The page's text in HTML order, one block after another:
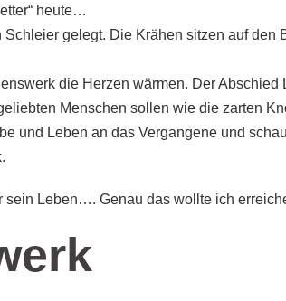
heute…
gelegt. Die Krähen sitzen auf den
die Herzen wärmen. Der
Menschen sollen wie die zarten
und Leben an das Vergangene und
sein Leben…. Genau das wollte ich